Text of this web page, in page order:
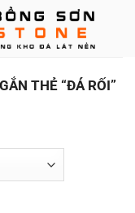
THẺ “ĐÁ RỐI”